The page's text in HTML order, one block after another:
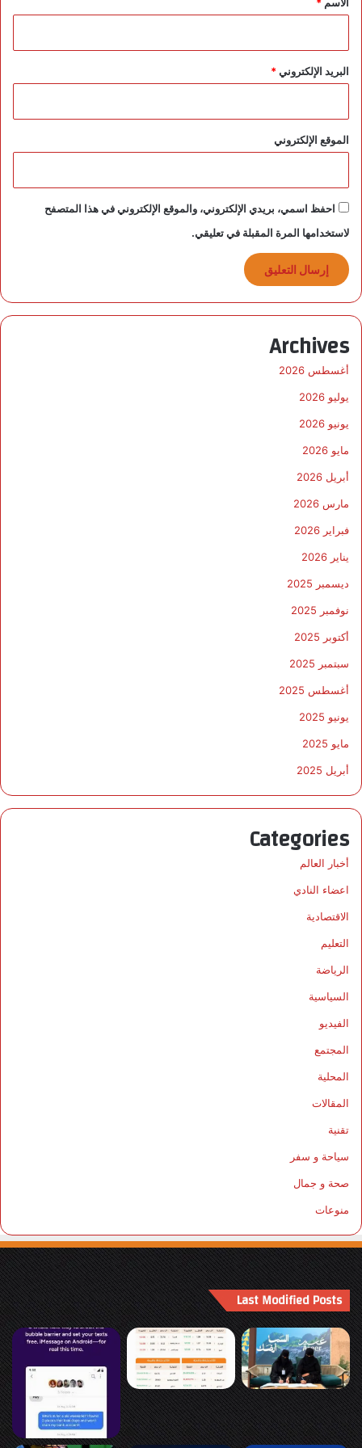
ط
ع
ي
الاسم *
البريد الإلكتروني*
الموقع الإلكتروني
احفظ اسمي، بريدي الإلكتروني، والموقع الإلكتروني في هذا المتصفح
لاستخدامها المرة المقبلة في تعليقي.
Archives
أغسطس 2026
يوليو 2026
يونيو 2026
مايو 2026
أبريل 2026
مارس 2026
فبراير 2026
يناير 2026
ديسمبر 2025
نوفمبر 2025
أكتوبر 2025
سبتمبر 2025
أغسطس 2025
يونيو 2025
مايو 2025
أبريل 2025
Categories
أخبار العالم
اعضاء النادي
الاقتصادية
التعليم
الرياضة
السياسية
الفيديو
المجتمع
المحلية
المقالات
تقنية
سياحة و سفر
صحة و جمال
منوعات
Last Modified Posts